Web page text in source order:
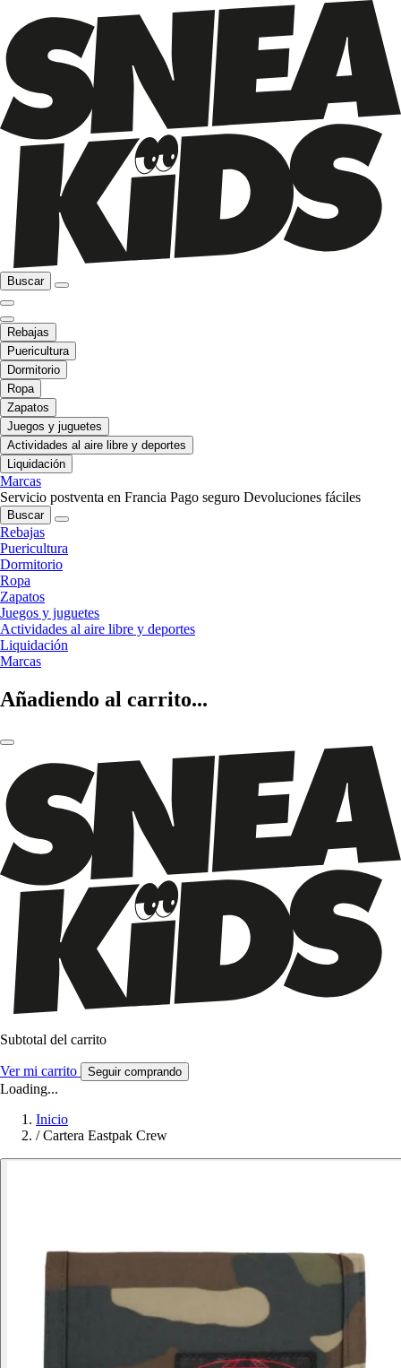
Buscar
Rebajas
Puericultura
Dormitorio
Ropa
Zapatos
Juegos y juguetes
Actividades al aire libre y deportes
Liquidación
Marcas
Servicio postventa en Francia Pago seguro Devoluciones fáciles
Buscar
Rebajas
Puericultura
Dormitorio
Ropa
Zapatos
Juegos y juguetes
Actividades al aire libre y deportes
Liquidación
Marcas
Añadiendo al carrito...
Subtotal del carrito
Ver mi carrito Seguir comprando
Loading...
Inicio
/ Cartera Eastpak Crew